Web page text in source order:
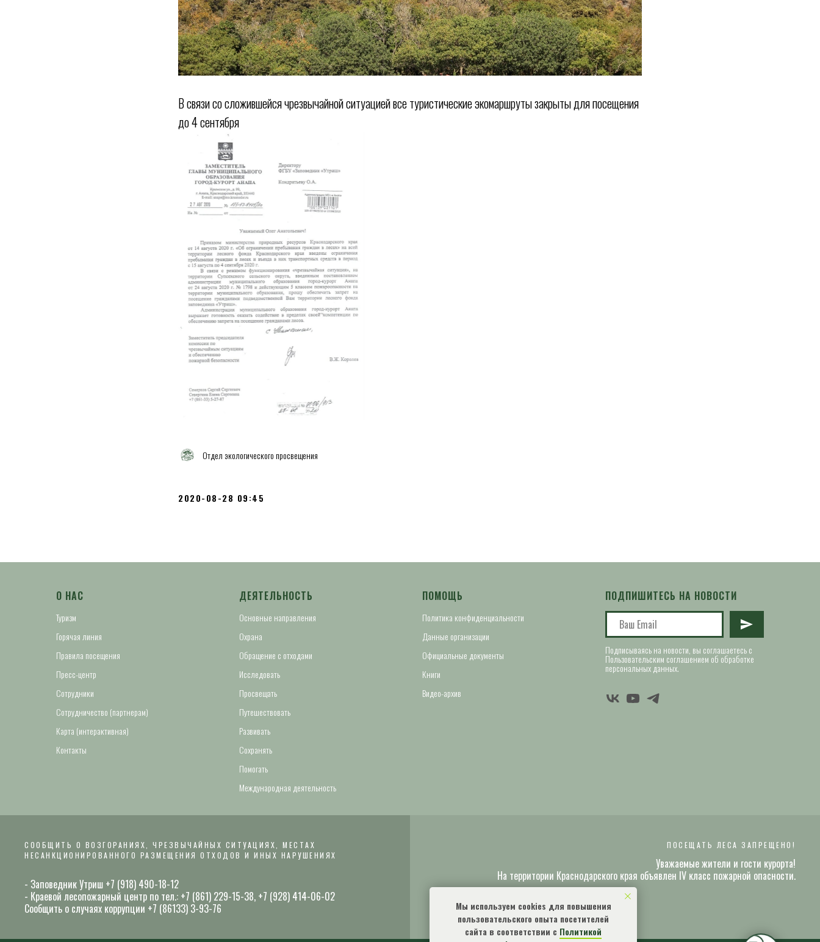
Мы используем cookies для повышения
пользовательского опыта посетителей
сайта в соответствии с Политикой
В связи со сложившейся чрезвычайной ситуацией все туристические экомаршруты закрыты для посещения
до 4 сентября
Отдел экологического просвещения
2020-08-28 09:45
О НАС
Туризм
Горячая линия
Правила посещения
Пресс-центр
Сотрудники
Сотрудничество (партнерам)
Карта (интерактивная)
Контакты
ДЕЯТЕЛЬНОСТЬ
Основные направления
Охрана
Обращение с отходами
Исследовать
Просвещать
Путешествовать
Развивать
Сохранять
Помогать
Международная деятельность
ПОМОЩЬ
Политика конфиденциальности
Данные организации
Официальные документы
Книги
Видео-архив
ПОДПИШИТЕСЬ НА НОВОСТИ
Подписываясь на новости, вы соглашаетесь с
Пользовательским соглашением об обработке
персональных данных.
СООБЩИТЬ О ВОЗГОРАНИЯХ, ЧРЕЗВЫЧАЙНЫХ СИТУАЦИЯХ, МЕСТАХ
НЕСАНКЦИОНИРОВАННОГО РАЗМЕЩЕНИЯ ОТХОДОВ И ИНЫХ НАРУШЕНИЯХ
- Заповедник Утриш +7 (918) 490-18-12
- Краевой лесопожарный центр по тел.: +7 (861) 229-15-38, +7 (928) 414-06-02
Сообщить о случаях коррупции +7 (86133) 3-93-76
ПОСЕЩАТЬ ЛЕСА ЗАПРЕЩЕНО!
Уважаемые жители и гости курорта!
На территории Краснодарского края объявлен IV класс пожарной опасности.